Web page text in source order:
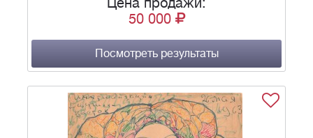
50 000
Посмотреть результаты